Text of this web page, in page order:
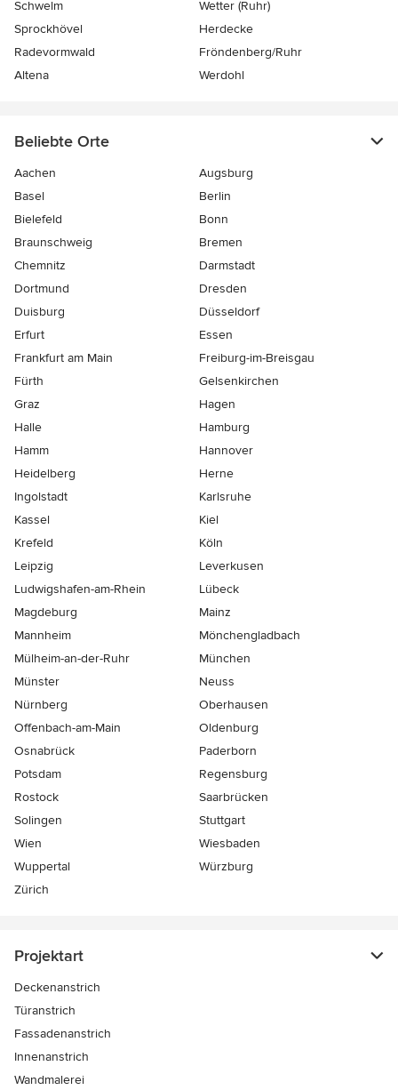
Schwelm
Wetter (Ruhr)
Sprockhövel
Herdecke
Radevormwald
Fröndenberg/Ruhr
Altena
Werdohl
Beliebte Orte
Aachen
Augsburg
Basel
Berlin
Bielefeld
Bonn
Braunschweig
Bremen
Chemnitz
Darmstadt
Dortmund
Dresden
Duisburg
Düsseldorf
Erfurt
Essen
Frankfurt am Main
Freiburg-im-Breisgau
Fürth
Gelsenkirchen
Graz
Hagen
Halle
Hamburg
Hamm
Hannover
Heidelberg
Herne
Ingolstadt
Karlsruhe
Kassel
Kiel
Krefeld
Köln
Leipzig
Leverkusen
Ludwigshafen-am-Rhein
Lübeck
Magdeburg
Mainz
Mannheim
Mönchen­gladbach
Mülheim-an-der-Ruhr
München
Münster
Neuss
Nürnberg
Oberhausen
Offenbach-am-Main
Oldenburg
Osnabrück
Paderborn
Potsdam
Regensburg
Rostock
Saarbrücken
Solingen
Stuttgart
Wien
Wiesbaden
Wuppertal
Würzburg
Zürich
Projektart
Deckenanstrich
Türanstrich
Fassadenanstrich
Innenanstrich
Wandmalerei